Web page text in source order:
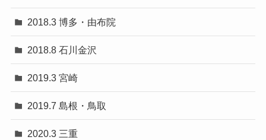
2018.3 博多・由布院
2018.8 石川金沢
2019.3 宮崎
2019.7 島根・鳥取
2020.3 三重